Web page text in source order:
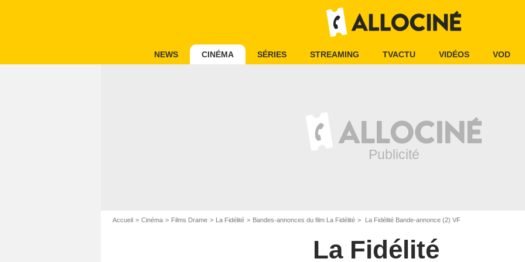
NEWS CINÉMA SÉRIES STREAMING TVACTU VIDÉOS VOD
Accueil Cinéma Films Drame La Fidélité Bandes-annonces du film La Fidélité La Fidélité Bande-annonce (2) VF
La Fidélité